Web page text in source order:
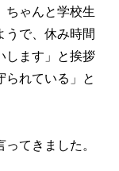
ゃんと学校生
うで、休み時間
します」と挨拶
られている」と
てきました。